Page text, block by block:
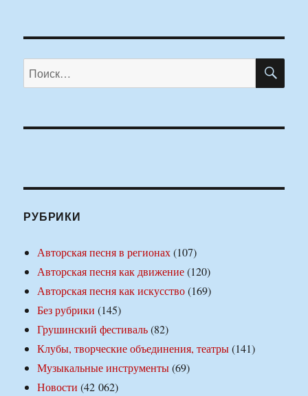
Искать:
РУБРИКИ
Авторская песня в регионах(107)
Авторская песня как движение(120)
Авторская песня как искусство(169)
Без рубрики (145)
Грушинский фестиваль(82)
Клубы, творческие объединения, театры(141)
Музыкальные инструменты(69)
Новости (42 062)